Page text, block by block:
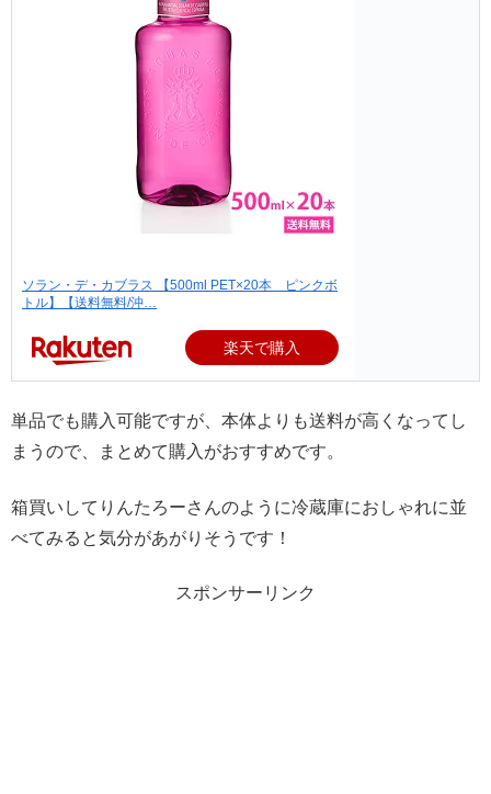
ソラン・デ・カブラス 【500ml PET×20本 ピンクボ
トル】【送料無料/沖…
楽天で購入
単品でも購入可能ですが、本体よりも送料が高くなってし
まうので、まとめて購入がおすすめです。
箱買いしてりんたろーさんのように冷蔵庫におしゃれに並
べてみると気分があがりそうです！
スポンサーリンク